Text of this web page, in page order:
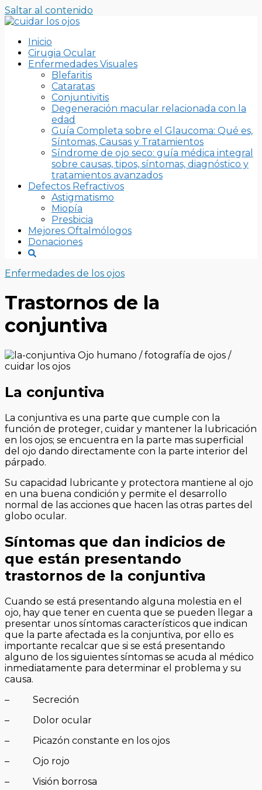
Saltar al contenido
Inicio
Cirugia Ocular
Enfermedades Visuales
Blefaritis
Cataratas
Conjuntivitis
Degeneración macular relacionada con la
edad
Guía Completa sobre el Glaucoma: Qué es,
Síntomas, Causas y Tratamientos
Síndrome de ojo seco: guía médica integral
sobre causas, tipos, síntomas, diagnóstico y
tratamientos avanzados
Defectos Refractivos
Astigmatismo
Miopía
Presbicia
Mejores Oftalmólogos
Donaciones
Enfermedades de los ojos
Trastornos de la
conjuntiva
La conjuntiva
La conjuntiva es una parte que cumple con la
función de proteger, cuidar y mantener la lubricación
en los ojos; se encuentra en la parte mas superficial
del ojo dando directamente con la parte interior del
párpado.
Su capacidad lubricante y protectora mantiene al ojo
en una buena condición y permite el desarrollo
normal de las acciones que hacen las otras partes del
globo ocular.
Síntomas que dan indicios de
que están presentando
trastornos de la conjuntiva
Cuando se está presentando alguna molestia en el
ojo, hay que tener en cuenta que se pueden llegar a
presentar unos síntomas característicos que indican
que la parte afectada es la conjuntiva, por ello es
importante recalcar que si se está presentando
alguno de los siguientes síntomas se acuda al médico
inmediatamente para determinar el problema y su
causa.
– Secreción
– Dolor ocular
– Picazón constante en los ojos
– Ojo rojo
– Visión borrosa